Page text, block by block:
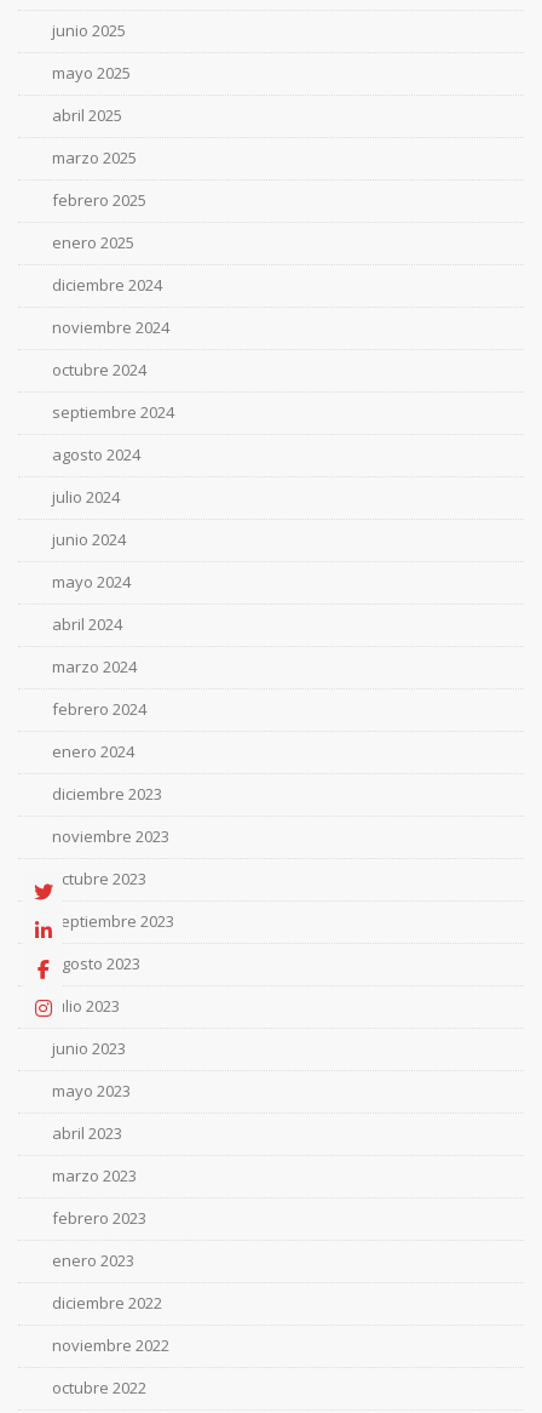
junio 2025
mayo 2025
abril 2025
marzo 2025
febrero 2025
enero 2025
diciembre 2024
noviembre 2024
octubre 2024
septiembre 2024
agosto 2024
julio 2024
junio 2024
mayo 2024
abril 2024
marzo 2024
febrero 2024
enero 2024
diciembre 2023
noviembre 2023
octubre 2023
septiembre 2023
agosto 2023
julio 2023
junio 2023
mayo 2023
abril 2023
marzo 2023
febrero 2023
enero 2023
diciembre 2022
noviembre 2022
octubre 2022